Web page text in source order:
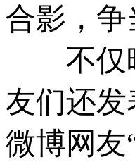
合影，争
不仅晒
友们还
微博网友